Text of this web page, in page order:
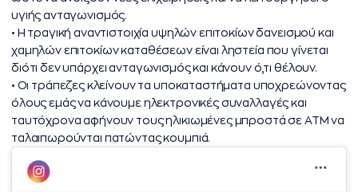
υγιής ανταγωνισμός.
• ⁠Η τραγική αναντιστοιχία υψηλών επιτοκίων δανεισμού και
χαμηλών επιτοκίων καταθέσεων είναι ληστεία που γίνεται
διότι δεν υπάρχει ανταγωνισμός και κάνουν ό,τι θέλουν.
• ⁠Οι τράπεζες κλείνουν τα υποκαταστήματα υποχρεώνοντας
όλους εμάς να κάνουμε ηλεκτρονικές συναλλαγές και
ταυτόχρονα αφήνουν τους ηλικιωμένες μπροστά σε ΑΤΜ να
ταλαιπωρούνται πατώντας κουμπιά.